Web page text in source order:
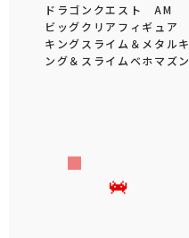
ドラゴンクエスト AM
ビッグクリアフィギュア
キングスライム＆メタルキ
ング＆スライムベホマズン